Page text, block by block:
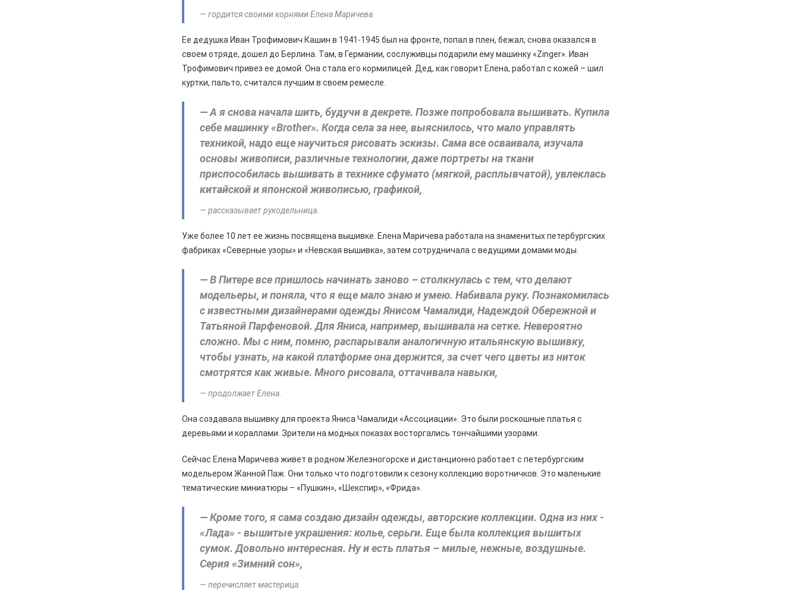
— гордится своими корнями Елена Маричева.
Ее дедушка Иван Трофимович Кашин в 1941-1945 был на фронте, попал в плен, бежал, снова оказался в
своем отряде, дошел до Берлина. Там, в Германии, сослуживцы подарили ему машинку «Zinger». Иван
Трофимович привез ее домой. Она стала его кормилицей. Дед, как говорит Елена, работал с кожей – шил
куртки, пальто, считался лучшим в своем ремесле.
— А я снова начала шить, будучи в декрете. Позже попробовала вышивать. Купила
себе машинку «Brother». Когда села за нее, выяснилось, что мало управлять
техникой, надо еще научиться рисовать эскизы. Сама все осваивала, изучала
основы живописи, различные технологии, даже портреты на ткани
приспособилась вышивать в технике сфумато (мягкой, расплывчатой), увлеклась
китайской и японской живописью, графикой,
— рассказывает рукодельница.
Уже более 10 лет ее жизнь посвящена вышивке. Елена Маричева работала на знаменитых петербургских
фабриках «Северные узоры» и «Невская вышивка», затем сотрудничала с ведущими домами моды.
— В Питере все пришлось начинать заново – столкнулась с тем, что делают
модельеры, и поняла, что я еще мало знаю и умею. Набивала руку. Познакомилась
с известными дизайнерами одежды Янисом Чамалиди, Надеждой Обережной и
Татьяной Парфеновой. Для Яниса, например, вышивала на сетке. Невероятно
сложно. Мы с ним, помню, распарывали аналогичную итальянскую вышивку,
чтобы узнать, на какой платформе она держится, за счет чего цветы из ниток
смотрятся как живые. Много рисовала, оттачивала навыки,
— продолжает Елена.
Она создавала вышивку для проекта Яниса Чамалиди «Ассоциации». Это были роскошные платья с
деревьями и кораллами. Зрители на модных показах восторгались тончайшими узорами.
Сейчас Елена Маричева живет в родном Железногорске и дистанционно работает с петербургским
модельером Жанной Паж. Они только что подготовили к сезону коллекцию воротничков. Это маленькие
тематические миниатюры – «Пушкин», «Шекспир», «Фрида».
— Кроме того, я сама создаю дизайн одежды, авторские коллекции. Одна из них -
«Лада» - вышитые украшения: колье, серьги. Еще была коллекция вышитых
сумок. Довольно интересная. Ну и есть платья – милые, нежные, воздушные.
Серия «Зимний сон»,
— перечисляет мастерица.